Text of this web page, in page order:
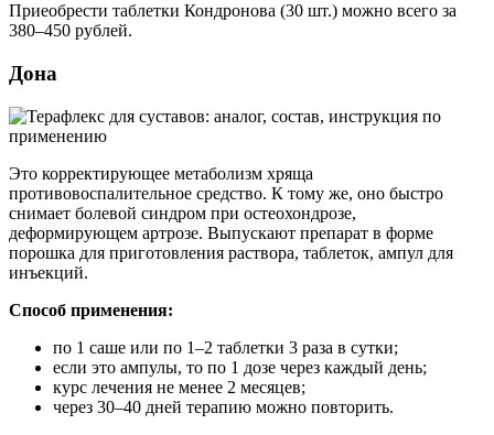
Приеобрести таблетки Кондронова (30 шт.) можно всего за
380–450 рублей.
Дона
Это корректирующее метаболизм хряща
противовоспалительное средство. К тому же, оно быстро
снимает болевой синдром при остеохондрозе,
деформирующем артрозе. Выпускают препарат в форме
порошка для приготовления раствора, таблеток, ампул для
инъекций.
Способ применения:
по 1 саше или по 1–2 таблетки 3 раза в сутки;
если это ампулы, то по 1 дозе через каждый день;
курс лечения не менее 2 месяцев;
через 30–40 дней терапию можно повторить.